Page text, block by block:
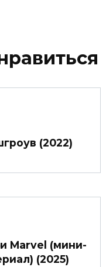
(2022)
Marvel (мини-
(2025)